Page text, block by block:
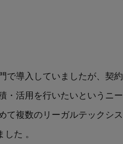
で導入していましたが、契約
・活用を行いたいというニー
て複数のリーガルテックシス
た 。